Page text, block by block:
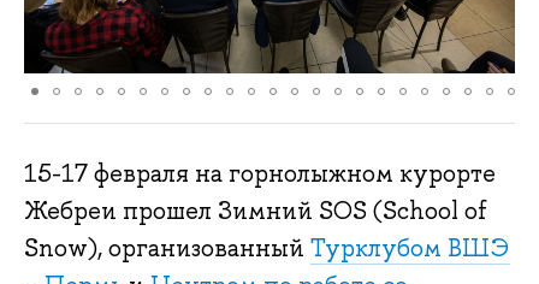
15-17 февраля на горнолыжном курорте
Жебреи прошел Зимний SOS (School of
Snow), организованный Турклубом ВШЭ